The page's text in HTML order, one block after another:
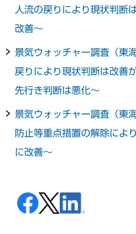
人流の戻りにより現状判断
改善～
景気ウォッチャー調査（東
戻りにより現状判断は改善
先行き判断は悪化～
景気ウォッチャー調査（東
防止等重点措置の解除によ
に改善～